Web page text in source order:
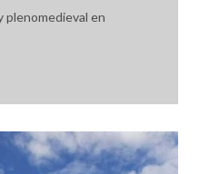
plenomedieval en